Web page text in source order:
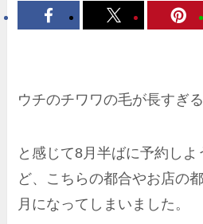
ウチのチワワの毛が長すぎる
と感じて8月半ばに予約し
ど、こちらの都合やお店の
月になってしまいました。